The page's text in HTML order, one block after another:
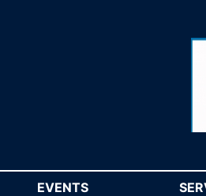
EVENTS